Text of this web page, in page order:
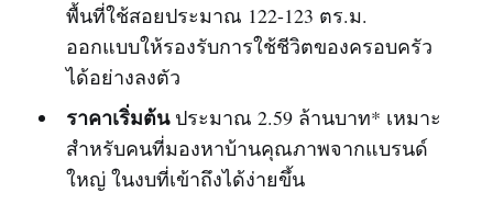
พื้นที่ใช้สอยประมาณ 122-123 ตร.ม.
ออกแบบให้รองรับการใช้ชีวิตของครอบครัว
ได้อย่างลงตัว
ราคาเริ่มต้นประมาณ 2.59 ล้านบาท* เหมาะ
สำหรับคนที่มองหาบ้านคุณภาพจากแบรนด์
ใหญ่ ในงบที่เข้าถึงได้ง่ายขึ้น